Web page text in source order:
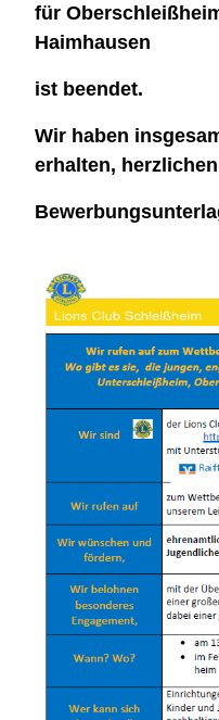
für
Haimhausen
ist beendet.
Wir haben
erhalten,